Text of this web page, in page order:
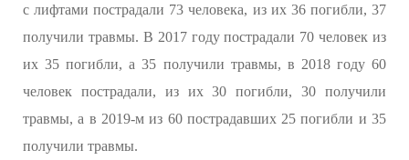
с лифтами пострадали 73 человека, из их 36 погибли, 37
получили травмы. В 2017 году пострадали 70 человек из
их 35 погибли, а 35 получили травмы, в 2018 году 60
человек пострадали, из их 30 погибли, 30 получили
травмы, а в 2019-м из 60 пострадавших 25 погибли и 35
получили травмы.